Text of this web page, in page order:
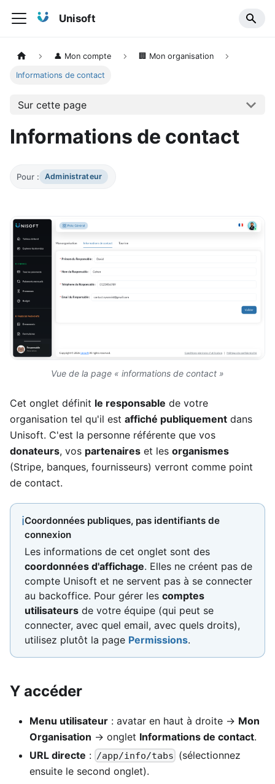
Unisoft
👤 Mon compte 🏢 Mon organisation
Informations de contact
Sur cette page
Informations de contact
Pour : Administrateur
Vue de la page « informations de contact »
Cet onglet définit le responsable de votre
organisation tel qu'il est affiché publiquement dans
Unisoft. C'est la personne référente que vos
donateurs, vos partenaires et les organismes
(Stripe, banques, fournisseurs) verront comme point
de contact.
ℹCoordonnées publiques, pas identifiants de
connexion
Les informations de cet onglet sont des
coordonnées d'affichage. Elles ne créent pas de
compte Unisoft et ne servent pas à se connecter
au backoffice. Pour gérer les comptes
utilisateurs de votre équipe (qui peut se
connecter, avec quel email, avec quels droits),
utilisez plutôt la page Permissions.
Y accéder
Menu utilisateur : avatar en haut à droite → Mon
Organisation → onglet Informations de contact.
URL directe : /app/info/tabs (sélectionnez
ensuite le second onglet).